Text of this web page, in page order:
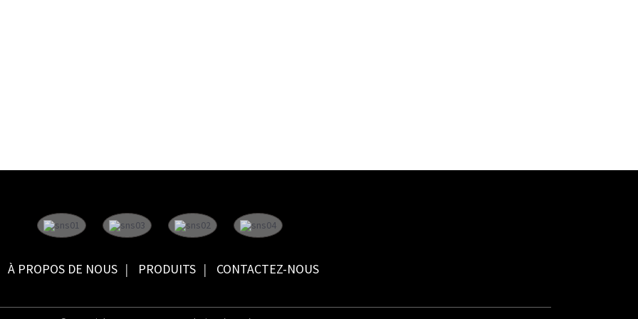
À PROPOS DE NOUS PRODUITS CONTACTEZ-NOUS